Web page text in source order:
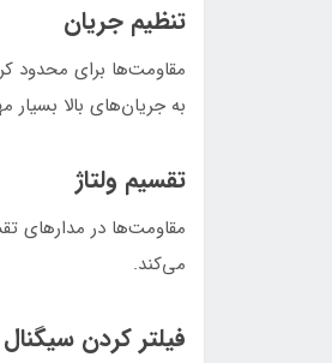
تنظیم جریان
مقاومت‌ها برای محدود
به جریان‌های بالا
تقسیم ولتاژ
مقاومت‌ها در مدارهای
می‌کند.
فیلتر کردن سیگنال